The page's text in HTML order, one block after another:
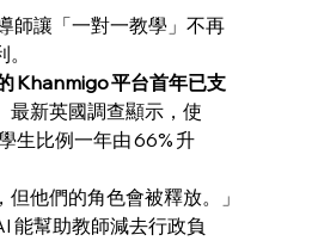
師讓「一對一教學」不再
Khanmigo 平台首年已支
最新英國調查顯示，使
生比例一年由 66% 升
但他們的角色會被釋放。」
能幫助教師減去行政負